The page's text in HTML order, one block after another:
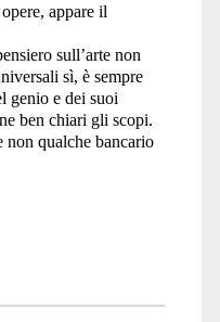
appare il
sull’arte non
sì, è sempre
genio e dei suoi
ben chiari gli scopi.
non qualche bancario